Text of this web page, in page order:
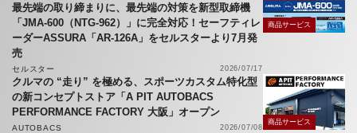
最先端の取り締まりに、最先端の対策を新型取締機
「JMA-600（NTG-962）」に完全対応！セーフティレ
ーダーASSURA「AR-126A」をセルスターより7月発
売
セルスター 2026/07/17
商品サービス
クルマの “走り” を極める、スポーツカスタム特化型
の新コンセプトストア「A PIT AUTOBACS
PERFORMANCE FACTORY 大阪」オープン
AUTOBACS 2026/07/08
商品サービス